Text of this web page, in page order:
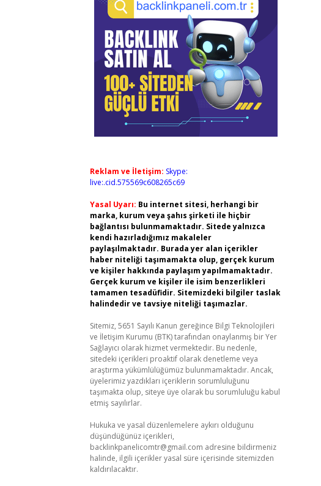
Reklam ve İletişim: Skype:
live:.cid.575569c608265c69
Yasal Uyarı: Bu internet sitesi, herhangi bir
marka, kurum veya şahıs şirketi ile hiçbir
bağlantısı bulunmamaktadır. Sitede yalnızca
kendi hazırladığımız makaleler
paylaşılmaktadır. Burada yer alan içerikler
haber niteliği taşımamakta olup, gerçek kurum
ve kişiler hakkında paylaşım yapılmamaktadır.
Gerçek kurum ve kişiler ile isim benzerlikleri
tamamen tesadüfidir. Sitemizdeki bilgiler taslak
halindedir ve tavsiye niteliği taşımazlar.
Sitemiz, 5651 Sayılı Kanun gereğince Bilgi Teknolojileri
ve İletişim Kurumu (BTK) tarafından onaylanmış bir Yer
Sağlayıcı olarak hizmet vermektedir. Bu nedenle,
sitedeki içerikleri proaktif olarak denetleme veya
araştırma yükümlülüğümüz bulunmamaktadır. Ancak,
üyelerimiz yazdıkları içeriklerin sorumluluğunu
taşımakta olup, siteye üye olarak bu sorumluluğu kabul
etmiş sayılırlar.
Hukuka ve yasal düzenlemelere aykırı olduğunu
düşündüğünüz içerikleri,
backlinkpanelicomtr@gmail.com adresine bildirmeniz
halinde, ilgili içerikler yasal süre içerisinde sitemizden
kaldırılacaktır.